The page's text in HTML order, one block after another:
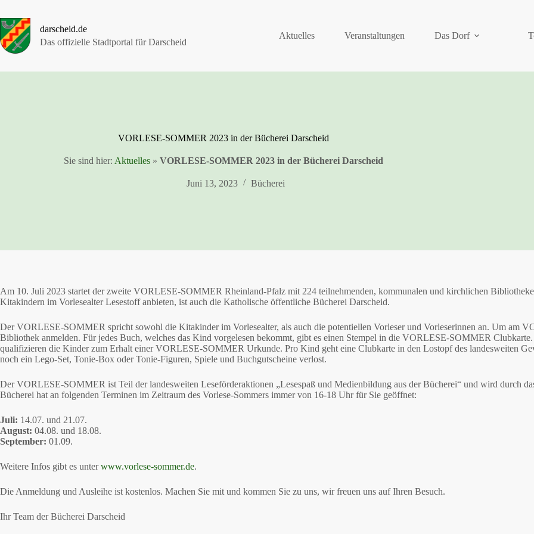
springen
darscheid.de
Das offizielle Stadtportal für Darscheid
Aktuelles Veranstaltungen Das Dorf
VORLESE-SOMMER 2023 in der Bücherei Darscheid
Sie sind hier: Aktuelles » VORLESE-SOMMER 2023 in der Bücherei Darscheid
Juni 13, 2023 Bücherei
Am 10. Juli 2023 startet der zweite VORLESE-SOMMER Rheinland-Pfalz mit 224 teilnehmenden, kommunalen und kirchlichen
Kitakindern im Vorlesealter Lesestoff anbieten, ist auch die Katholische öffentliche Bücherei Darscheid.
Der VORLESE-SOMMER spricht sowohl die Kitakinder im Vorlesealter, als auch die potentiellen Vorleser und Vorleserinnen an. Um am
Bibliothek anmelden. Für jedes Buch, welches das Kind vorgelesen bekommt, gibt es einen Stempel in die VORLESE-SOMMER
qualifizieren die Kinder zum Erhalt einer VORLESE-SOMMER Urkunde. Pro Kind geht eine Clubkarte in den Lostopf des landesweiten
noch ein Lego-Set, Tonie-Box oder Tonie-Figuren, Spiele und Buchgutscheine verlost.
Der VORLESE-SOMMER ist Teil der landesweiten Leseförderaktionen „Lesespaß und Medienbildung aus der Bücherei“ und wird durch
Bücherei hat an folgenden Terminen im Zeitraum des Vorlese-Sommers immer von 16-18 Uhr für Sie geöffnet:
Juli: 14.07. und 21.07.
August: 04.08. und 18.08.
September: 01.09.
Weitere Infos gibt es unterwww.vorlese-sommer.de.
Die Anmeldung und Ausleihe ist kostenlos. Machen Sie mit und kommen Sie zu uns, wir freuen uns auf Ihren Besuch.
Ihr Team der Bücherei Darscheid